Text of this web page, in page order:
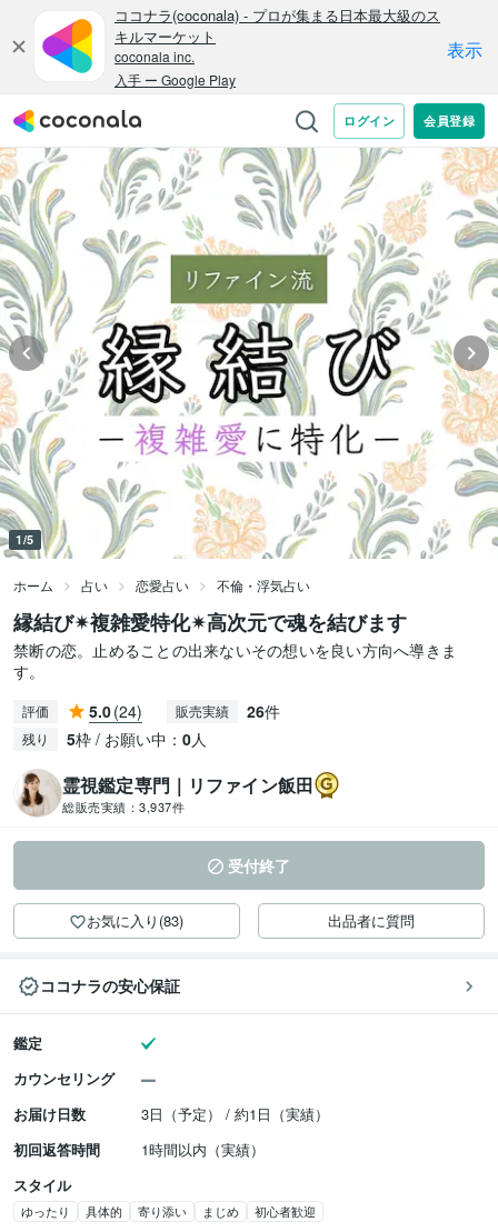
1/5
ホーム 占い 恋愛占い 不倫・浮気占い
縁結び✴︎複雑愛特化✴︎高次元で魂を結びます
禁断の恋。止めることの出来ないその想いを良い方向へ導きま
す。
評価 5.0(24) 販売実績 26件
残り 5枠 / お願い中： 0人
霊視鑑定専門｜リファイン飯田
総販売実績： 3,937件
受付終了
お気に入り(83) 出品者に質問
ココナラの安心保証
鑑定
カウンセリング
お届け日数
3日（予定） / 約1日（実績）
初回返答時間
1時間以内（実績）
スタイル
ゆったり 具体的 寄り添い まじめ 初心者歓迎